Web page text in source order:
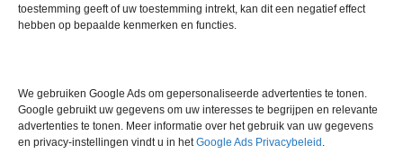
toestemming geeft of uw toestemming intrekt, kan dit een negatief effect
hebben op bepaalde kenmerken en functies.
We gebruiken Google Ads om gepersonaliseerde advertenties te tonen.
Google gebruikt uw gegevens om uw interesses te begrijpen en relevante
advertenties te tonen. Meer informatie over het gebruik van uw gegevens
en privacy-instellingen vindt u in hetGoogle Ads Privacybeleid .